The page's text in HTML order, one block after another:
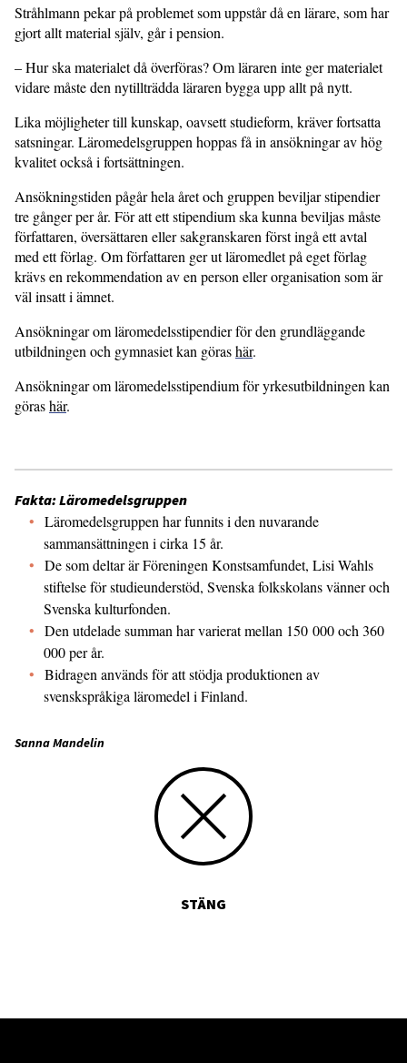
Stråhlmann pekar på problemet som uppstår då en lärare, som har
gjort allt material själv, går i pension.
– Hur ska materialet då överföras? Om läraren inte ger materialet
vidare måste den nytillträdda läraren bygga upp allt på nytt.
Lika möjligheter till kunskap, oavsett studieform, kräver fortsatta
satsningar. Läromedelsgruppen hoppas få in ansökningar av hög
kvalitet också i fortsättningen.
Ansökningstiden pågår hela året och gruppen beviljar stipendier
tre gånger per år. För att ett stipendium ska kunna beviljas måste
författaren, översättaren eller sakgranskaren först ingå ett avtal
med ett förlag. Om författaren ger ut läromedlet på eget förlag
krävs en rekommendation av en person eller organisation som är
väl insatt i ämnet.
Ansökningar om läromedelsstipendier för den grundläggande
utbildningen och gymnasiet kan görashär.
Ansökningar om läromedelsstipendium för yrkesutbildningen kan
görashär.
Fakta: Läromedelsgruppen
Läromedelsgruppen har funnits i den nuvarande
sammansättningen i cirka 15 år.
De som deltar är Föreningen Konstsamfundet, Lisi Wahls
stiftelse för studieunderstöd, Svenska folkskolans vänner och
Svenska kulturfonden.
Den utdelade summan har varierat mellan 150 000 och 360
000 per år.
Bidragen används för att stödja produktionen av
svenskspråkiga läromedel i Finland.
Sanna Mandelin
STÄNG